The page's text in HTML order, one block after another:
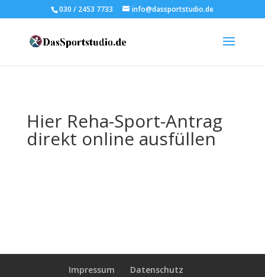
030 / 2453 7733 info@dassportstudio.de
Hier Reha-Sport-Antrag
direkt online ausfüllen
Impressum
Datenschutz